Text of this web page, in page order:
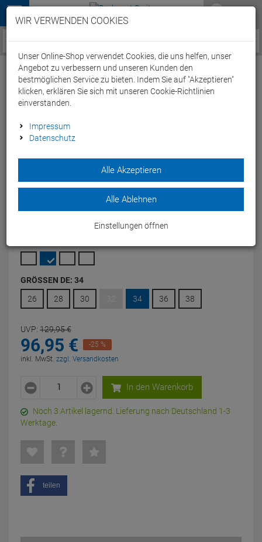
Menü
Service / Hilfe
Arena Powerskin ST Next Women
Wettkampfanzug Open Back - 34 navy
Herstellernummer: 005873
Der erste Damen Wettkampfanzug am Markt, der recyceltes
GRÖSSEN DE: 34
26
28 30 34 36 38
UVP: 129,95€
96,95 €
-25 %
inkl. MwSt. zzgl. Versandkosten
In den Warenkorb
Noch 3 Artikel lagernd. Lieferung nach Deutschland 1-3
Werktage.
teilen
WIR VERWENDEN COOKIES
Unser Online-Shop verwendet Cookies, die uns helfen, unser
Angebot zu verbessern und unseren Kunden den
bestmöglichen Service zu bieten. Indem Sie auf "Akzeptieren"
klicken, erklären Sie sich mit unseren Cookie-Richtlinien
einverstanden.
Impressum
Datenschutz
Alle Akzeptieren
Alle Ablehnen
Einstellungen öffnen